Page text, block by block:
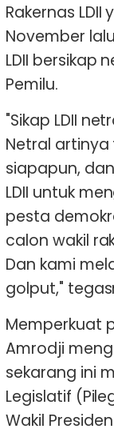
Rakernas
November
LDII bersikap
Pemilu.
"Sikap LDII
Netral
siapapun,
LDII untuk
pesta
calon wakil
Dan kami
golput,"
Memperkuat
Amrodji
sekarang ini
Legislatif
Wakil